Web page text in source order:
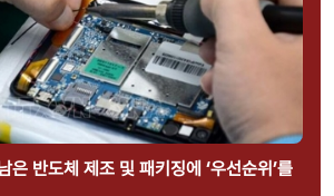
은 반도체 제조 및 패키징에 ‘우선순위’를